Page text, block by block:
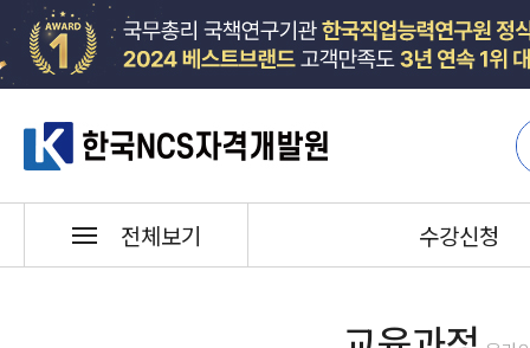
한국NCS자격개발원
전체보기 수강신청